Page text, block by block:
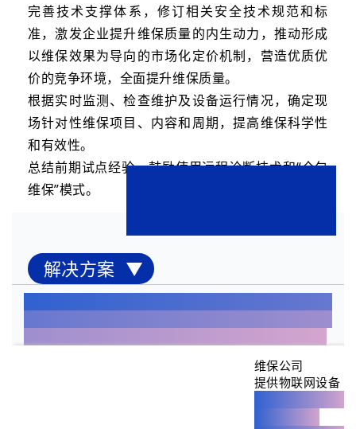
完善技术支撑体系，修订相关安全技术规范和标
准，激发企业提升维保质量的内生动力，推动形成
以维保效果为导向的市场化定价机制，营造优质优
价的竞争环境，全面提升维保质量。
根据实时监测、检查维护及设备运行情况，确定现
场针对性维保项目、内容和周期，提高维保科学性
和有效性。
总结前期试点经验，鼓励使用远程诊断技术和“全包
维保”模式。
解决方案 ▼
维保公司
提供物联网设备